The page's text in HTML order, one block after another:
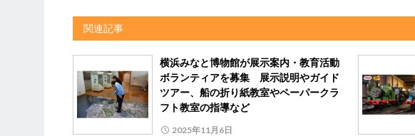
関連記事
横浜みなと博物館が展示案内・教育活動
ボランティアを募集 展示説明やガイド
ツアー、船の折り紙教室やペーパークラ
フト教室の指導など
2025年11月6日